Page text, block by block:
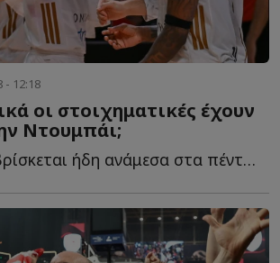
- 12:18
οι στοιχηματικές έχουν
Ντουμπάι;
Η Ντουμπάι βρίσκεται ήδη ανάμεσα στα πέντε μεγαλύτερα φ...